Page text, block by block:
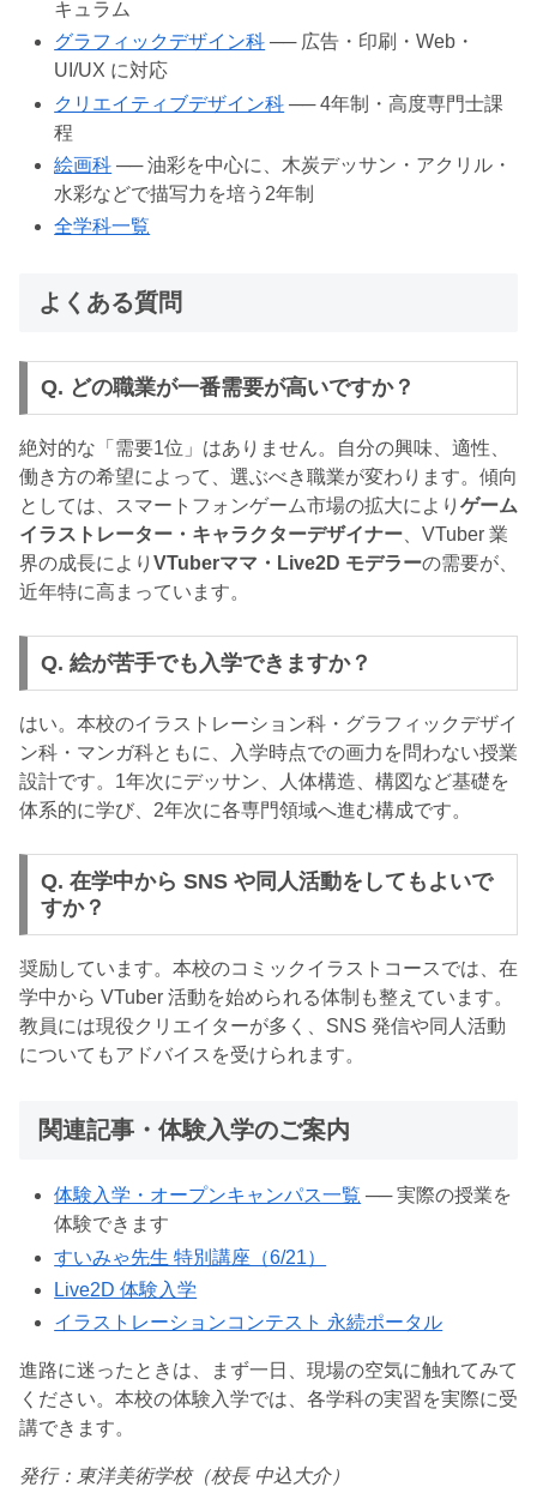
キュラム
グラフィックデザイン科 ── 広告・印刷・Web・
UI/UX に対応
クリエイティブデザイン科 ── 4年制・高度専門士課
程
絵画科 ── 油彩を中心に、木炭デッサン・アクリル・
水彩などで描写力を培う2年制
全学科一覧
よくある質問
Q. どの職業が一番需要が高いですか？
絶対的な「需要1位」はありません。自分の興味、適性、
働き方の希望によって、選ぶべき職業が変わります。傾向
としては、スマートフォンゲーム市場の拡大により ゲーム
イラストレーター・キャラクターデザイナー 、VTuber 業
界の成長により VTuberママ・Live2D モデラーの需要が、
近年特に高まっています。
Q. 絵が苦手でも入学できますか？
はい。本校のイラストレーション科・グラフィックデザイ
ン科・マンガ科ともに、入学時点での画力を問わない授業
設計です。1年次にデッサン、人体構造、構図など基礎を
体系的に学び、2年次に各専門領域へ進む構成です。
Q. 在学中から SNS や同人活動をしてもよいで
すか？
奨励しています。本校のコミックイラストコースでは、在
学中から VTuber 活動を始められる体制も整えています。
教員には現役クリエイターが多く、SNS 発信や同人活動
についてもアドバイスを受けられます。
関連記事・体験入学のご案内
体験入学・オープンキャンパス一覧 ── 実際の授業を
体験できます
すいみゃ先生 特別講座（6/21）
Live2D 体験入学
イラストレーションコンテスト 永続ポータル
進路に迷ったときは、まず一日、現場の空気に触れてみて
ください。本校の体験入学では、各学科の実習を実際に受
講できます。
発行：東洋美術学校（校長 中込大介）